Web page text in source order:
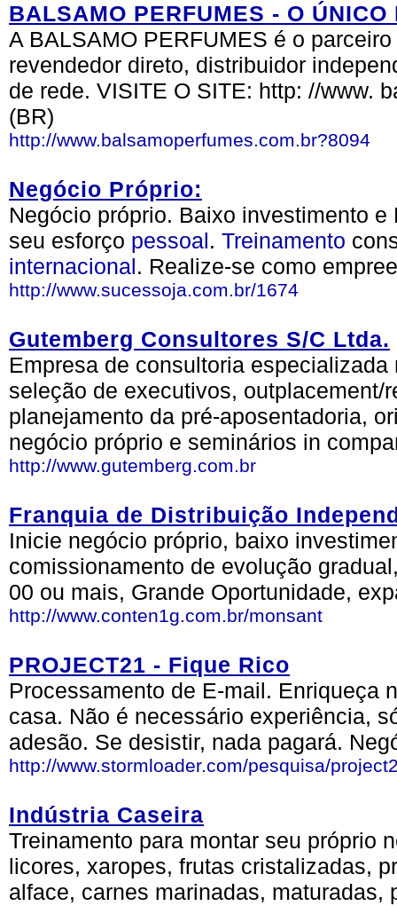
BALSAMO PERFUMES - O
A BALSAMO PERFUMES é o
revendedor direto, distribuidor
de rede. VISITE O SITE: http: //www.
(BR)
http://www.balsamoperfumes.com.br?8094
Negócio Próprio:
Negócio próprio. Baixo investimento
seu esforço pessoal. Treinamento
internacional. Realize-se como
http://www.sucessoja.com.br/1674
Gutemberg Consultores S/C Ltda.
Empresa de consultoria
seleção de executivos, outplacement/
planejamento da pré-aposentadoria,
negócio próprio e seminários in
http://www.gutemberg.com.br
Franquia de Distribuição
Inicie negócio próprio, baixo
comissionamento de evolução
00 ou mais, Grande Oportunidade,
http://www.conten1g.com.br/monsant
PROJECT21 - Fique Rico
Processamento de E-mail. Enriqueça
casa. Não é necessário experiência,
adesão. Se desistir, nada pagará.
http://www.stormloader.com/pesquisa/
Indústria Caseira
Treinamento para montar seu próprio
licores, xaropes, frutas cristalizadas,
alface, carnes marinadas, maturadas,